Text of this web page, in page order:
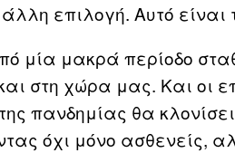
επιλογή. Αυτό
μία μακρά περίοδο
στη χώρα μας. Και οι
πανδημίας θα
όχι μόνο ασθενείς,